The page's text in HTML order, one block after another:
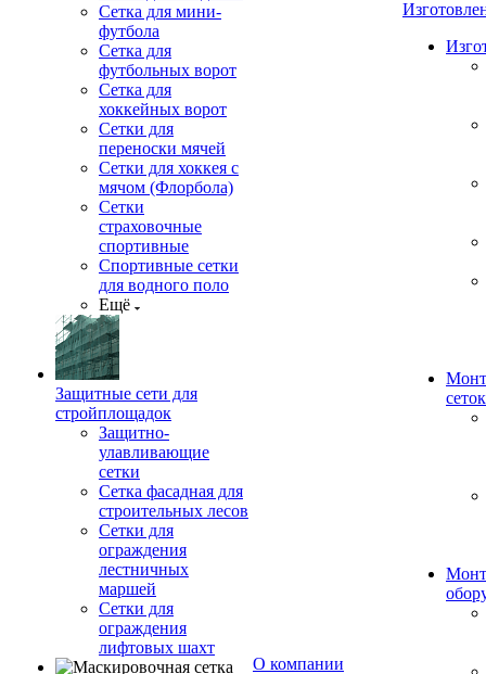
Сетка для мини-
футбола
Сетка для
футбольных ворот
Сетка для
хоккейных ворот
Сетки для
переноски мячей
Сетки для хоккея с
мячом (Флорбола)
Сетки
страховочные
спортивные
Спортивные сетки
для водного поло
Ещё
Защитные сети для
стройплощадок
Защитно-
улавливающие
сетки
Сетка фасадная для
строительных лесов
Сетки для
ограждения
лестничных
маршей
Сетки для
ограждения
лифтовых шахт
О компании
сеток